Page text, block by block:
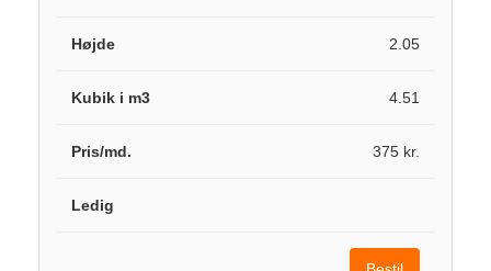
2.05
4.51
375 kr.